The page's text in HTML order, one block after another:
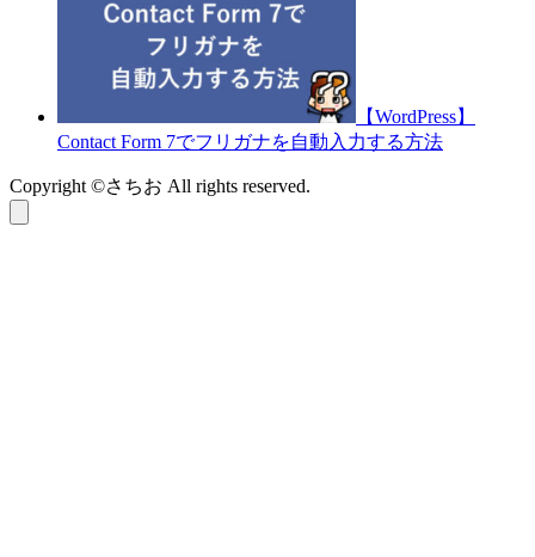
【WordPress】
Contact Form 7でフリガナを自動入力する方法
Copyright ©さちお All rights reserved.